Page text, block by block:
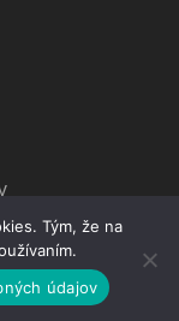
Tým, že na
údajov